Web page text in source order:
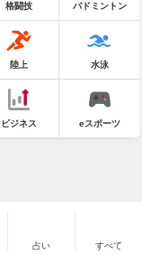
格闘技 バドミントン
陸上 水泳
ビジネス eスポーツ
占い すべて